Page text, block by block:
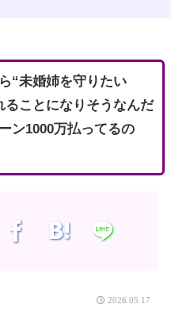
“未婚姉を守りたい
ることになりそうなんだ
ン1000万払ってるの
2026.05.17